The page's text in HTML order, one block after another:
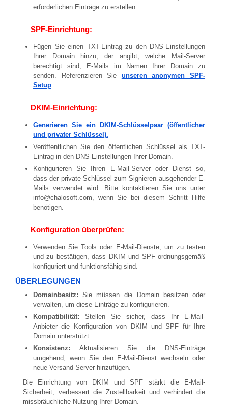
erforderlichen Einträge zu erstellen.
SPF-Einrichtung:
Fügen Sie einen TXT-Eintrag zu den DNS-Einstellungen
Ihrer Domain hinzu, der angibt, welche Mail-Server
berechtigt sind, E-Mails im Namen Ihrer Domain zu
senden. Referenzieren Sie unseren anonymen SPF-
Setup.
DKIM-Einrichtung:
Generieren Sie ein DKIM-Schlüsselpaar (öffentlicher
und privater Schlüssel).
Veröffentlichen Sie den öffentlichen Schlüssel als TXT-
Eintrag in den DNS-Einstellungen Ihrer Domain.
Konfigurieren Sie Ihren E-Mail-Server oder Dienst so,
dass der private Schlüssel zum Signieren ausgehender E-
Mails verwendet wird. Bitte kontaktieren Sie uns unter
info@chalosoft.com, wenn Sie bei diesem Schritt Hilfe
benötigen.
Konfiguration überprüfen:
Verwenden Sie Tools oder E-Mail-Dienste, um zu testen
und zu bestätigen, dass DKIM und SPF ordnungsgemäß
konfiguriert und funktionsfähig sind.
ÜBERLEGUNGEN
Domainbesitz: Sie müssen die Domain besitzen oder
verwalten, um diese Einträge zu konfigurieren.
Kompatibilität: Stellen Sie sicher, dass Ihr E-Mail-
Anbieter die Konfiguration von DKIM und SPF für Ihre
Domain unterstützt.
Konsistenz: Aktualisieren Sie die DNS-Einträge
umgehend, wenn Sie den E-Mail-Dienst wechseln oder
neue Versand-Server hinzufügen.
Die Einrichtung von DKIM und SPF stärkt die E-Mail-
Sicherheit, verbessert die Zustellbarkeit und verhindert die
missbräuchliche Nutzung Ihrer Domain.